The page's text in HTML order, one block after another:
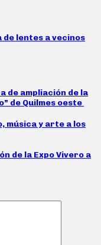
lentes a vecinos
de ampliación de la
de Quilmes oeste
música y arte a los
de la Expo Vivero a